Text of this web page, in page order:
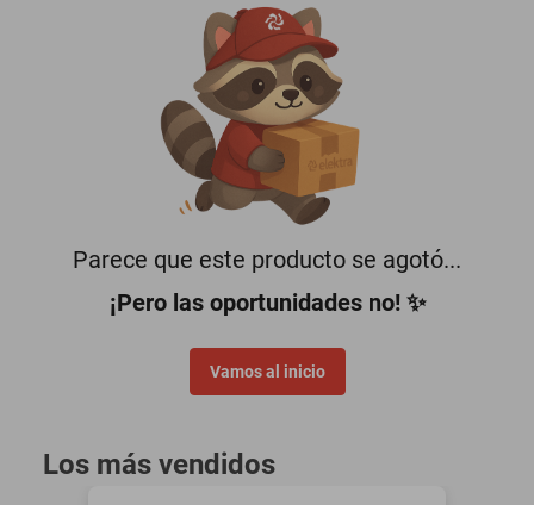
Parece que este producto se agotó...
¡Pero las oportunidades no! ✨
Vamos al inicio
Los más vendidos
oppo
motoneta